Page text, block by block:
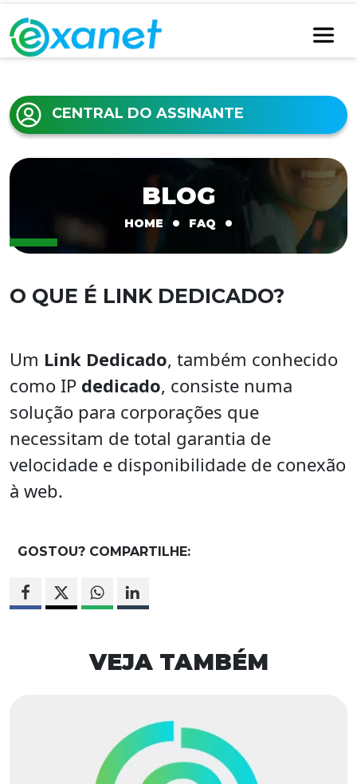
CENTRAL DO ASSINANTE
BLOG
HOME • FAQ •
O QUE É LINK DEDICADO?
Um Link Dedicado, também conhecido
como IP dedicado, consiste numa
solução para corporações que
necessitam de total garantia de
velocidade e disponibilidade de conexão
à web.
GOSTOU? COMPARTILHE:
VEJA TAMBÉM